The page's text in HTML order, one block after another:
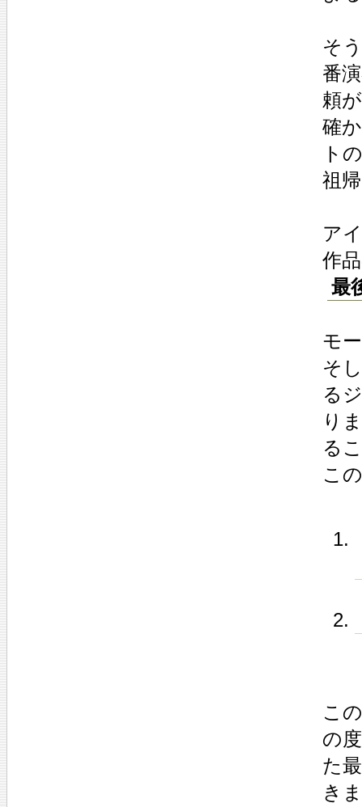
そ
番
頼
確
ト
祖
ア
作
最
モ
そ
る
り
る
こ
こ
の
た
き